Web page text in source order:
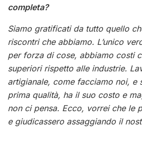
completa?
Siamo gratificati da tutto quello
riscontri che abbiamo. L’unico
per forza di cose, abbiamo costi
superiori rispetto alle industrie.
artigianale, come facciamo noi, e
prima qualità, ha il suo costo e
non ci pensa. Ecco, vorrei che le
e giudicassero assaggiando il